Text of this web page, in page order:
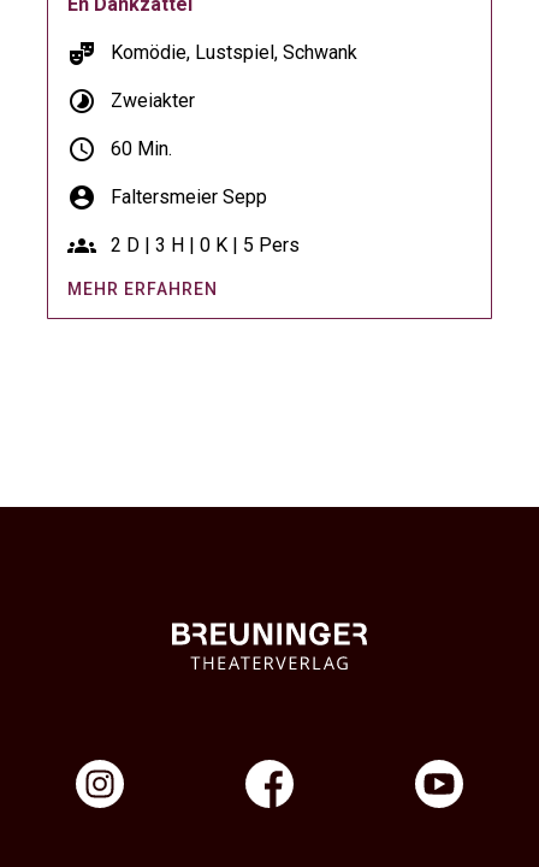
theater_comedy Komödie, Lustspiel, Schwank
timelapse Zweiakter
schedule 60 Min.
account_circle Faltersmeier Sepp
groups 2 D | 3 H | 0 K | 5 Pers
MEHR ERFAHREN